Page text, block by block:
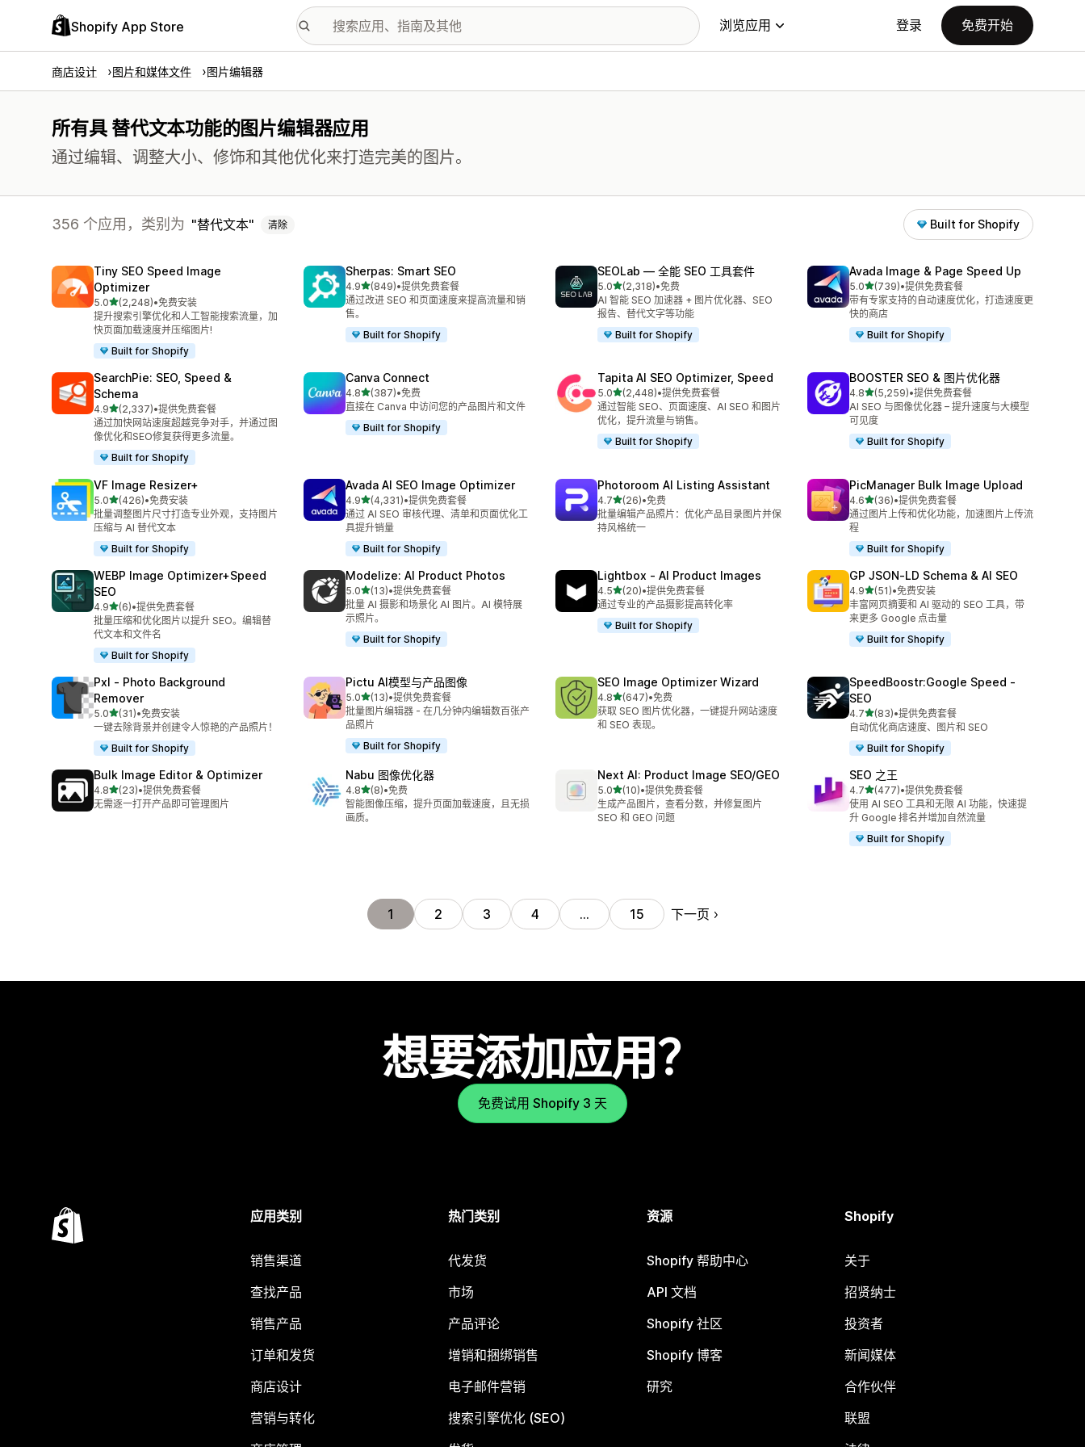
Shopify App Store 浏览应用 登录 免费开始
商店设计 图片和媒体文件 图片编辑器
所有具 替代文本功能的图片编辑器应用
通过编辑、调整大小、修饰和其他优化来打造完美的图片。
356 个应用，类别为 替代文本 清除 Built for Shopify
Tiny SEO Speed Image
Optimizer
5.0星（满分 5 星）
(2,248)
总共 2248 条评论
•免费安装
提升搜索引擎优化和人工智能搜索流量，加
快页面加载速度并压缩图片!
Built for Shopify
Sherpas: Smart SEO
4.9星（满分 5 星）
(849)
总共 849 条评论
•提供免费套餐
通过改进 SEO 和页面速度来提高流量和销
售。
Built for Shopify
SEOLab — 全能 SEO 工具套件
5.0星（满分 5 星）
(2,318)
总共 2318 条评论
•免费
AI 智能 SEO 加速器 + 图片优化器、SEO
报告、替代文字等功能
Built for Shopify
Avada Image & Page Speed Up
5.0星（满分 5 星）
(739)
总共 739 条评论
•提供免费套餐
带有专家支持的自动速度优化，打造速度更
快的商店
Built for Shopify
SearchPie: SEO, Speed &
Schema
4.9星（满分 5 星）
(2,337)
总共 2337 条评论
•提供免费套餐
通过加快网站速度超越竞争对手，并通过图
像优化和SEO修复获得更多流量。
Built for Shopify
Canva Connect
4.8星（满分 5 星）
(387)
总共 387 条评论
•免费
直接在 Canva 中访问您的产品图片和文件
Built for Shopify
Tapita AI SEO Optimizer, Speed
5.0星（满分 5 星）
(2,448)
总共 2448 条评论
•提供免费套餐
通过智能 SEO、页面速度、AI SEO 和图片
优化，提升流量与销售。
Built for Shopify
BOOSTER SEO & 图片优化器
4.8星（满分 5 星）
(5,259)
总共 5259 条评论
•提供免费套餐
AI SEO 与图像优化器 – 提升速度与大模型
可见度
Built for Shopify
VF Image Resizer+
5.0星（满分 5 星）
(426)
总共 426 条评论
•免费安装
批量调整图片尺寸打造专业外观，支持图片
压缩与 AI 替代文本
Built for Shopify
Avada AI SEO Image Optimizer
4.9星（满分 5 星）
(4,331)
总共 4331 条评论
•提供免费套餐
通过 AI SEO 审核代理、清单和页面优化工
具提升销量
Built for Shopify
Photoroom AI Listing Assistant
4.7星（满分 5 星）
(26)
总共 26 条评论
•免费
批量编辑产品照片：优化产品目录图片并保
持风格统一
PicManager Bulk Image Upload
4.6星（满分 5 星）
(36)
总共 36 条评论
•提供免费套餐
通过图片上传和优化功能，加速图片上传流
程
Built for Shopify
WEBP Image Optimizer+Speed
SEO
4.9星（满分 5 星）
(6)
总共 6 条评论
•提供免费套餐
批量压缩和优化图片以提升 SEO。编辑替
代文本和文件名
Built for Shopify
Modelize: AI Product Photos
5.0星（满分 5 星）
(13)
总共 13 条评论
•提供免费套餐
批量 AI 摄影和场景化 AI 图片。AI 模特展
示照片。
Built for Shopify
Lightbox ‑ AI Product Images
4.5星（满分 5 星）
(20)
总共 20 条评论
•提供免费套餐
通过专业的产品摄影提高转化率
Built for Shopify
GP JSON‑LD Schema & AI SEO
4.9星（满分 5 星）
(51)
总共 51 条评论
•免费安装
丰富网页摘要和 AI 驱动的 SEO 工具，带
来更多 Google 点击量
Built for Shopify
Pxl ‑ Photo Background
Remover
5.0星（满分 5 星）
(31)
总共 31 条评论
•免费安装
一键去除背景并创建令人惊艳的产品照片！
Built for Shopify
Pictu AI模型与产品图像
5.0星（满分 5 星）
(13)
总共 13 条评论
•提供免费套餐
批量图片编辑器 - 在几分钟内编辑数百张产
品照片
Built for Shopify
SEO Image Optimizer Wizard
4.8星（满分 5 星）
(647)
总共 647 条评论
•免费
获取 SEO 图片优化器，一键提升网站速度
和 SEO 表现。
SpeedBoostr:Google Speed ‑
SEO
4.7星（满分 5 星）
(83)
总共 83 条评论
•提供免费套餐
自动优化商店速度、图片和 SEO
Built for Shopify
Bulk Image Editor & Optimizer
4.8星（满分 5 星）
(23)
总共 23 条评论
•提供免费套餐
无需逐一打开产品即可管理图片
Nabu 图像优化器
4.8星（满分 5 星）
(8)
总共 8 条评论
•免费
智能图像压缩，提升页面加载速度，且无损
画质。
Next AI: Product Image SEO/GEO
5.0星（满分 5 星）
(10)
总共 10 条评论
•提供免费套餐
生成产品图片，查看分数，并修复图片
SEO 和 GEO 问题
SEO 之王
4.7星（满分 5 星）
(477)
总共 477 条评论
•提供免费套餐
使用 AI SEO 工具和无限 AI 功能，快速提
升 Google 排名并增加自然流量
Built for Shopify
1 2 3 4 … 15 下一页
想要添加应用？
免费试用 Shopify 3 天
应用类别
销售渠道
查找产品
销售产品
订单和发货
商店设计
营销与转化
热门类别
代发货
市场
产品评论
增销和捆绑销售
电子邮件营销
搜索引擎优化 (SEO)
资源
Shopify 帮助中心
API 文档
Shopify 社区
Shopify 博客
研究
Shopify
关于
招贤纳士
投资者
新闻媒体
合作伙伴
联盟